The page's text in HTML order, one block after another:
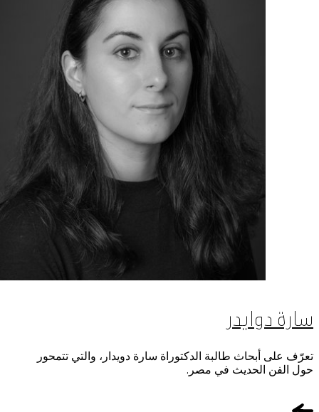
سارة دوايدر
تعرّف على أبحاث طالبة الدكتوراة سارة دويدار، والتي تتمحور
حول الفن الحديث في مصر.